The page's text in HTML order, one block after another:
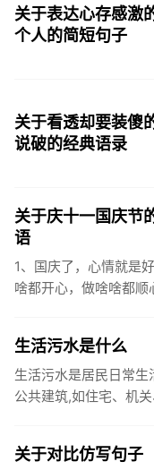
关于表达心存感激
个人的简短句子
关于看透却要装傻
说破的经典语录
关于庆十一国庆节
语
1、国庆了，心情就是
啥都开心，做啥啥都顺
生活污水是什么
生活污水是居民日常
公共建筑,如住宅、机
关于对比仿写句子